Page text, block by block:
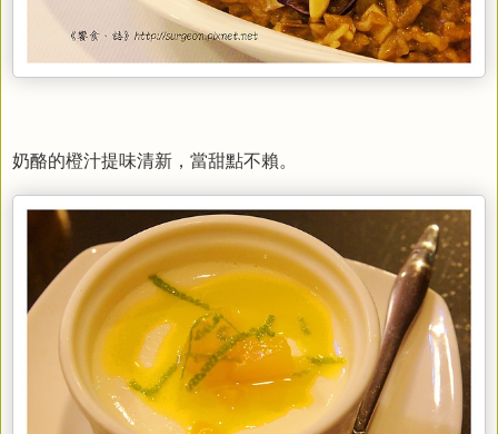
奶酪的橙汁提味清新，當甜點不賴。